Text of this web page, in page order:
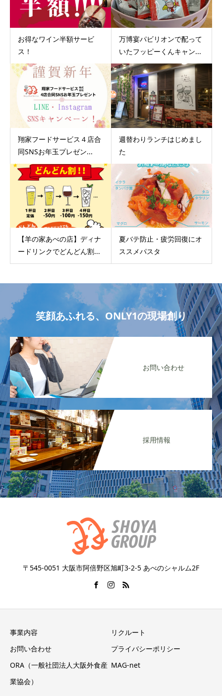
お得なワイン半額サービ
ス！
万博宴パビリオンで配って
いたフッピーくんキャン...
翔家フードサービス４店合
同SNSお年玉プレゼン...
週替わりランチはじめまし
た
【羊の家あべの店】ディナ
ードリンクでどんどん割...
夏バテ防止・疲労回復にオ
ススメパスタ
笑顔あふれる、ONLY1の現場創り
お問い合わせ
採用情報
〒545-0051 大阪市阿倍野区旭町3-2-5 あべのシャルム2F
事業内容
リクルート
お問い合わせ
プライバシーポリシー
ORA（一般社団法人大阪外食産
業協会）
MAG-net